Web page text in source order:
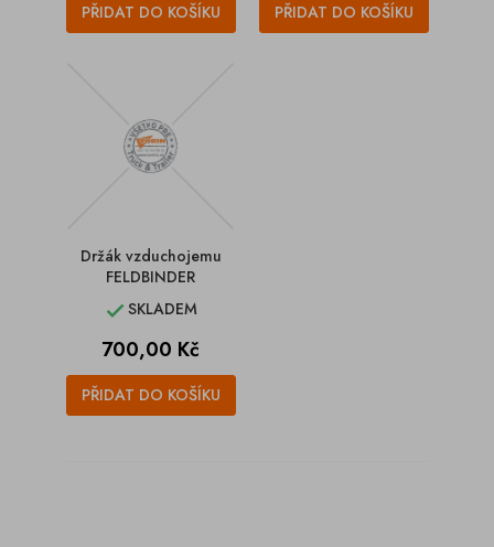
PŘIDAT DO KOŠÍKU PŘIDAT DO KOŠÍKU
Držák vzduchojemu
FELDBINDER
SKLADEM
Cena
700,00 Kč
PŘIDAT DO KOŠÍKU